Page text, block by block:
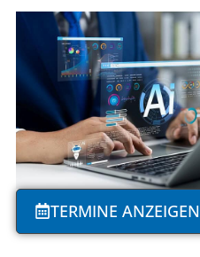
TERMINE ANZEIGEN